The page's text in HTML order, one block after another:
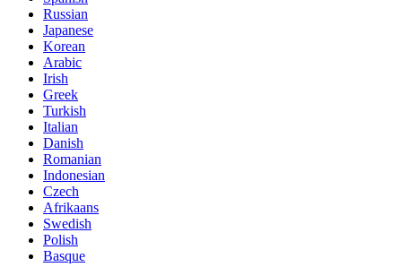
Russian
Japanese
Korean
Arabic
Irish
Greek
Turkish
Italian
Danish
Romanian
Indonesian
Czech
Afrikaans
Swedish
Polish
Basque